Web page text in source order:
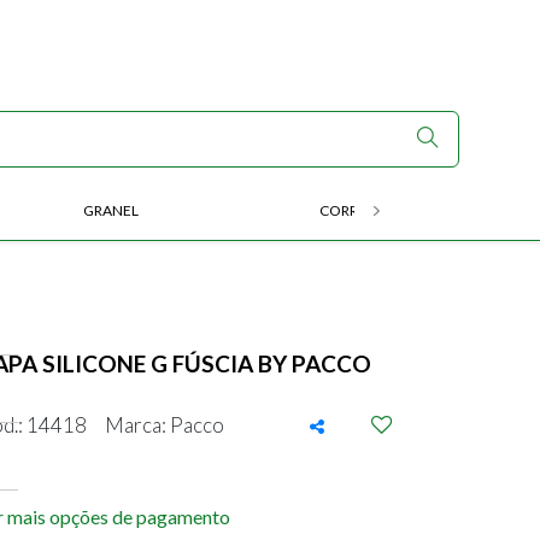
GRANEL CORRIDA E ENDURANCE
SILICONE G FÚSCIA BY PACCO
14418 Marca: Pacco
mais opções de pagamento